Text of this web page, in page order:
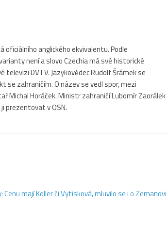
oficiálního anglického ekvivalentu. Podle
není a slovo Czechia má své historické
DVTV. Jazykovědec Rudolf Šrámek se
se zahraničím. O název se vedl spor, mezi
Michal Horáček. Ministr zahraničí Lubomír Zaorálek
prezentovat v OSN.
mají Koller či Vytisková, mluvilo se i o Zemanovi